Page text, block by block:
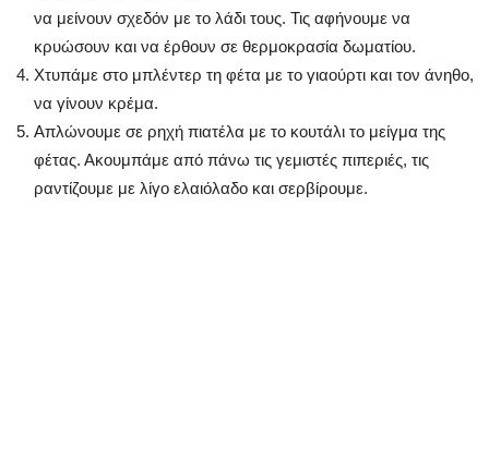
να μείνουν σχεδόν με το λάδι τους. Τις αφήνουμε να
κρυώσουν και να έρθουν σε θερμοκρασία δωματίου.
Χτυπάμε στο μπλέντερ τη φέτα με το γιαούρτι και τον άνηθο,
να γίνουν κρέμα.
Απλώνουμε σε ρηχή πιατέλα με το κουτάλι το μείγμα της
φέτας. Ακουμπάμε από πάνω τις γεμιστές πιπεριές, τις
ραντίζουμε με λίγο ελαιόλαδο και σερβίρουμε.